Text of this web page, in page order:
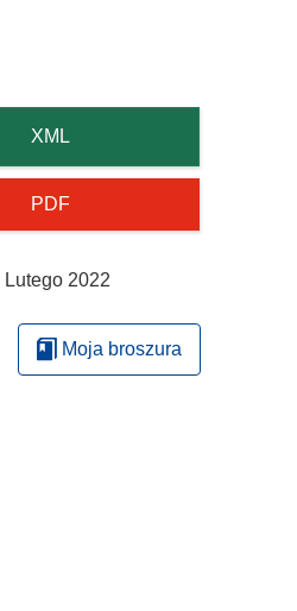
XML
PDF
Lutego 2022
Moja broszura